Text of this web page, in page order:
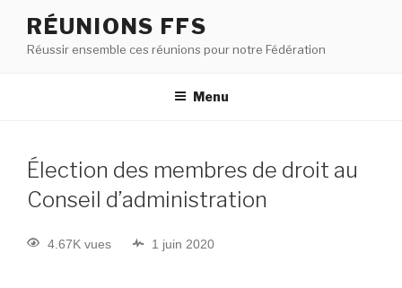
RÉUNIONS FFS
Réussir ensemble ces réunions pour notre Fédération
Menu
Élection des membres de droit au
Conseil d’administration
4.67K vues 1 juin 2020